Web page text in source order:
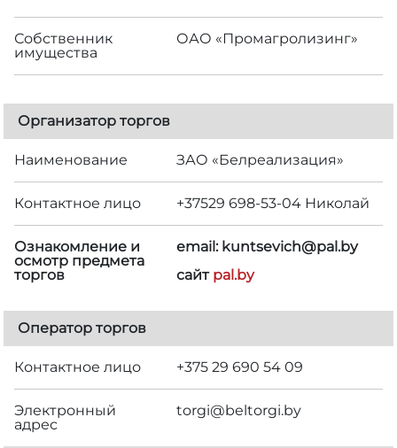
Собственник
имущества
ОАО «Промагролизинг»
Организатор торгов
Наименование ЗАО «Белреализация»
Контактное лицо +37529 698-53-04 Николай
Ознакомление и
осмотр предмета
торгов
email: kuntsevich@pal.by
сайт pal.by
Оператор торгов
Контактное лицо +375 29 690 54 09
Электронный
адрес
torgi@beltorgi.by